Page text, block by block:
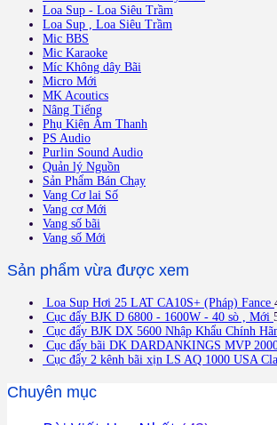
Loa Sup - Loa Siêu Trầm
Loa Sup , Loa Siêu Trầm
Mic BBS
Mic Karaoke
Míc Không dây Bãi
Micro Mới
MK Acoutics
Nâng Tiếng
Phụ Kiện Âm Thanh
PS Audio
Purlin Sound Audio
Quản lý Nguồn
Sản Phẩm Bán Chạy
Vang Cơ lai Số
Vang cơ Mới
Vang số bãi
Vang số Mới
Sản phẩm vừa được xem
Loa Sup Hơi 25 LAT CA10S+ (Pháp) Fance
Cục đẩy BJK D 6800 - 1600W - 40 sò , Mới
Cục đẩy BJK DX 5600 Nhập Khẩu Chính
Cục đẩy bãi DK DARDANKINGS MVP
Cục đẩy 2 kênh bãi xịn LS AQ 1000 USA
Chuyên mục